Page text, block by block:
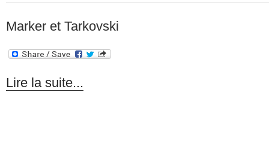
Marker et Tarkovski
Lire la suite...